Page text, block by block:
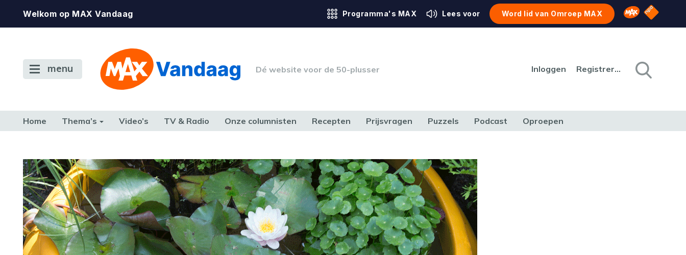
Welkom op MAX Vandaag Programma's MAX Lees voor Word lid van Omroep MAX Omroep MAX
NPO
menu Dé website voor de 50-plusser Inloggen Registreren
Home Thema’s Video’s TV & Radio Onze columnisten Recepten Prijsvragen Puzzels Podcast Oproepen